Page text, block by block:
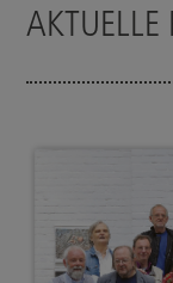
AKTUELLE